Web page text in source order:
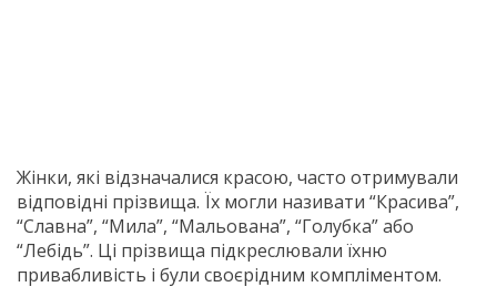
Жінки, які відзначалися красою, часто отримували
відповідні прізвища. Їх могли називати “Красива”,
“Славна”, “Мила”, “Мальована”, “Голубка” або
“Лебідь”. Ці прізвища підкреслювали їхню
привабливість і були своєрідним компліментом.